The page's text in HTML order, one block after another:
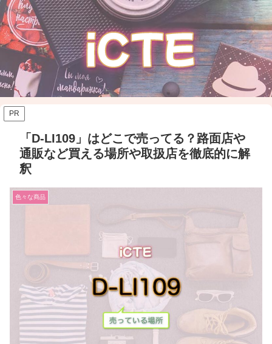
PR
「D-LI109」はどこで売ってる？路面店や
通販など買える場所や取扱店を徹底的に解
釈
色々な商品